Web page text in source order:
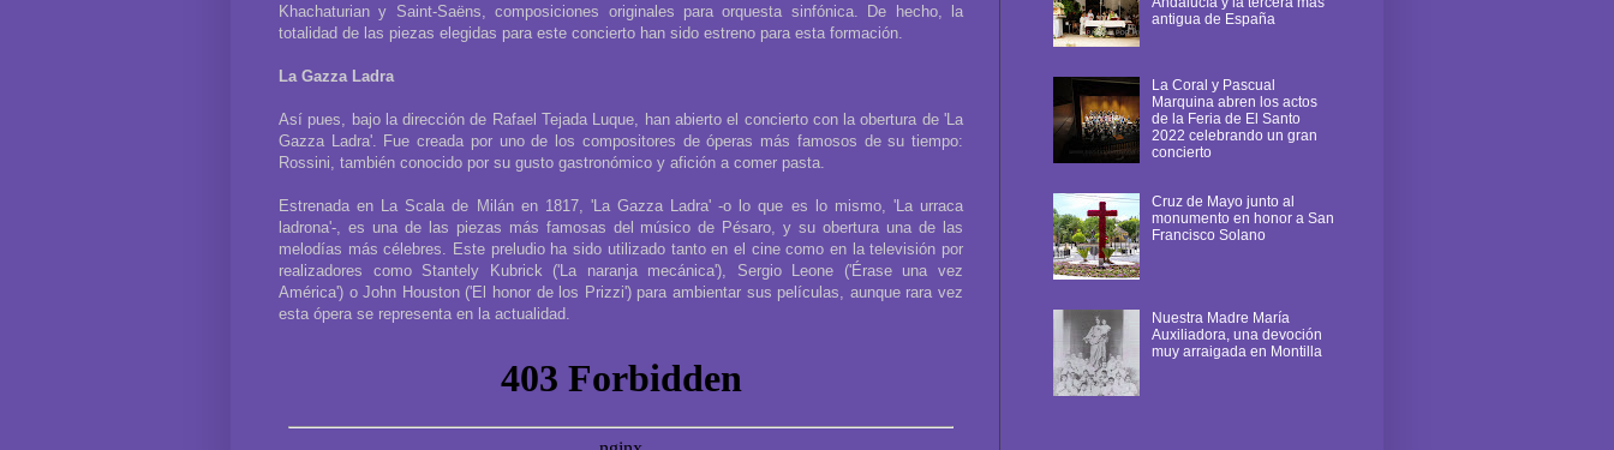
Khachaturian y Saint-Saëns, composiciones originales para orquesta sinfónica. De hecho, la
totalidad de las piezas elegidas para este concierto han sido estreno para esta formación.
La Gazza Ladra
Así pues, bajo la dirección de Rafael Tejada Luque, han abierto el concierto con la obertura de 'La
Gazza Ladra'. Fue creada por uno de los compositores de óperas más famosos de su tiempo:
Rossini, también conocido por su gusto gastronómico y afición a comer pasta.
Estrenada en La Scala de Milán en 1817, 'La Gazza Ladra' -o lo que es lo mismo, 'La urraca
ladrona'-, es una de las piezas más famosas del músico de Pésaro, y su obertura una de las
melodías más célebres. Este preludio ha sido utilizado tanto en el cine como en la televisión por
realizadores como Stantely Kubrick ('La naranja mecánica'), Sergio Leone ('Érase una vez
América') o John Houston ('El honor de los Prizzi') para ambientar sus películas, aunque rara vez
esta ópera se representa en la actualidad.
antigua de España
La Coral y Pascual
Marquina abren los actos
de la Feria de El Santo
2022 celebrando un gran
concierto
Cruz de Mayo junto al
monumento en honor a San
Francisco Solano
Nuestra Madre María
Auxiliadora, una devoción
muy arraigada en Montilla